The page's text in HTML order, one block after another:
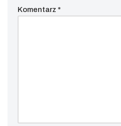
Komentarz *